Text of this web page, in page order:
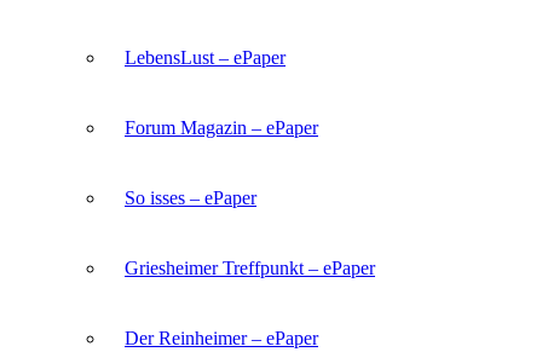
LebensLust – ePaper
Forum Magazin – ePaper
So isses – ePaper
Griesheimer Treffpunkt – ePaper
Der Reinheimer – ePaper